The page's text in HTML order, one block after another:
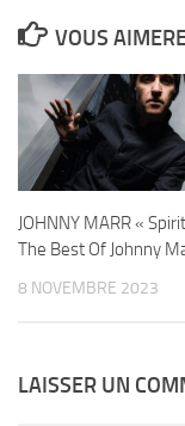
VOUS
JOHNNY MARR «
The Best Of Johnny
8 NOVEMBRE 2023
LAISSER UN